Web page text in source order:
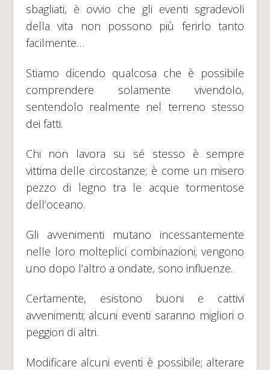
sbagliati, è ovvio che gli eventi sgradevoli
della vita non possono più ferirlo tanto
facilmente…
Stiamo dicendo qualcosa che è possibile
comprendere solamente vivendolo,
sentendolo realmente nel terreno stesso
dei fatti.
Chi non lavora su sé stesso è sempre
vittima delle circostanze; è come un misero
pezzo di legno tra le acque tormentose
dell’oceano.
Gli avvenimenti mutano incessantemente
nelle loro molteplici combinazioni; vengono
uno dopo l’altro a ondate, sono influenze.
Certamente, esistono buoni e cattivi
avvenimenti; alcuni eventi saranno migliori o
peggiori di altri.
Modificare alcuni eventi è possibile; alterare